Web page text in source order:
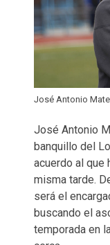
José Antonio
José Antonio
banquillo del
acuerdo al que
misma tarde.
será el
buscando el
temporada en